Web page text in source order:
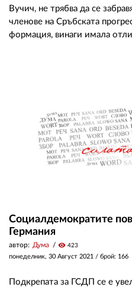
Вучич, не трябва да се
членове на Сръбската
формация, винаги имала
Социалдемократите
Германия
автор: Дума visibility 423
понеделник, 30 Август 2021 / брой: 166
Подкрепата за ГСДП се е